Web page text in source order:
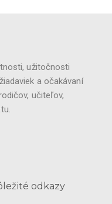
užitočnosti
a očakávaní
učiteľov,
odkazy